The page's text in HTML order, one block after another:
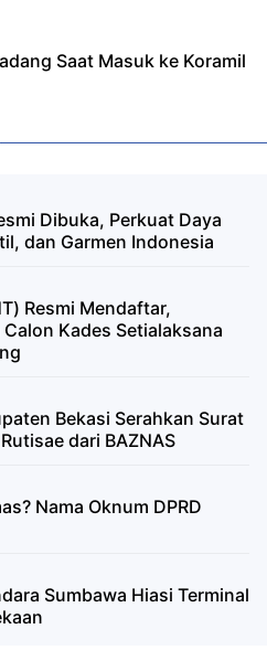
Saat Masuk ke Koramil
Dibuka, Perkuat Daya
dan Garmen Indonesia
Resmi Mendaftar,
Kades Setialaksana
Bekasi Serahkan Surat
dari BAZNAS
Nama Oknum DPRD
Sumbawa Hiasi Terminal